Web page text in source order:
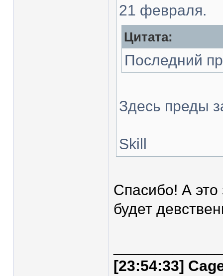
21 февраля.
Цитата:
Последний
Здесь преды
Skill
Спасибо! А это
будет
[23:54:33]